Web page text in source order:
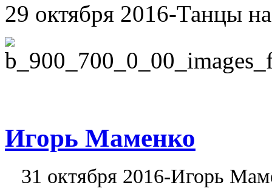
29 октября 2016-Танцы
Игорь Маменко
31 октября 2016-Игорь